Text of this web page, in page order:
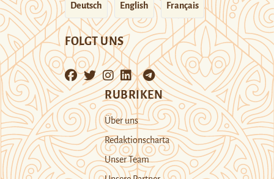
Deutsch English Français
FOLGT UNS
RUBRIKEN
Über uns
Redaktionscharta
Unser Team